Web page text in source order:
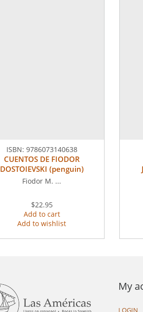
ISBN: 9786073140638
CUENTOS DE FIODOR
DOSTOIEVSKI (penguin)
Fiodor M. ...
$22.95
Add to cart
Add to wishlist
My
LOGIN